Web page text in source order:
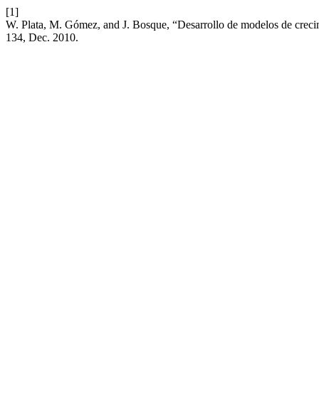
[1]
W. Plata, M. Gómez, and J. Bosque, “Desarrollo de modelos de
134, Dec. 2010.